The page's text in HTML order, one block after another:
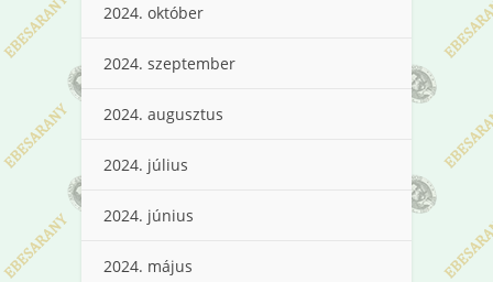
2024. október
2024. szeptember
2024. augusztus
2024. július
2024. június
2024. május